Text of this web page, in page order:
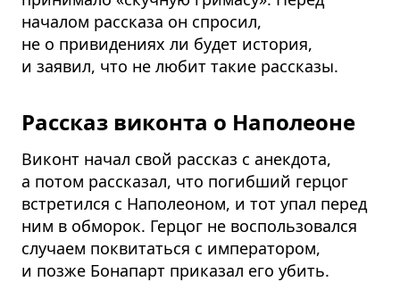
началом рассказа он спросил,
не о привидениях ли будет история,
и заявил, что не любит такие рассказы.
Рассказ виконта о Наполеоне
Виконт начал свой рассказ с анекдота,
а потом рассказал, что погибший герцог
встретился с Наполеоном, и тот упал перед
ним в обморок. Герцог не воспользовался
случаем поквитаться с императором,
и позже Бонапарт приказал его убить.